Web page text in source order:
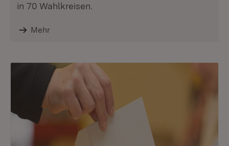
in 70 Wahlkreisen.
Mehr